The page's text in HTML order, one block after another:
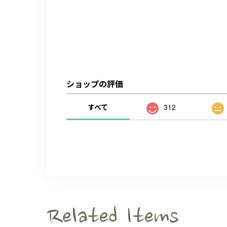
ショップの評価
すべて 312
Related Items